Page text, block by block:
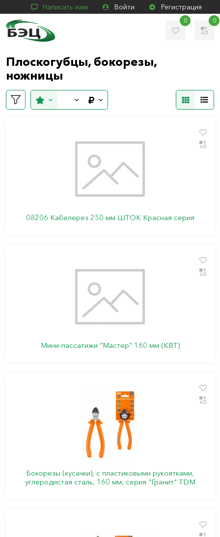
Написать нам Войти Регистрация
0 0
Плоскогубцы, бокорезы,
ножницы
08206 Кабелерез 250 мм ШТОК Красная серия
Мини-пассатижи "Мастер" 160 мм (КВТ)
Бокорезы (кусачки), с пластиковыми рукоятками,
углеродистая сталь, 160 мм, серия "Гранит" TDM